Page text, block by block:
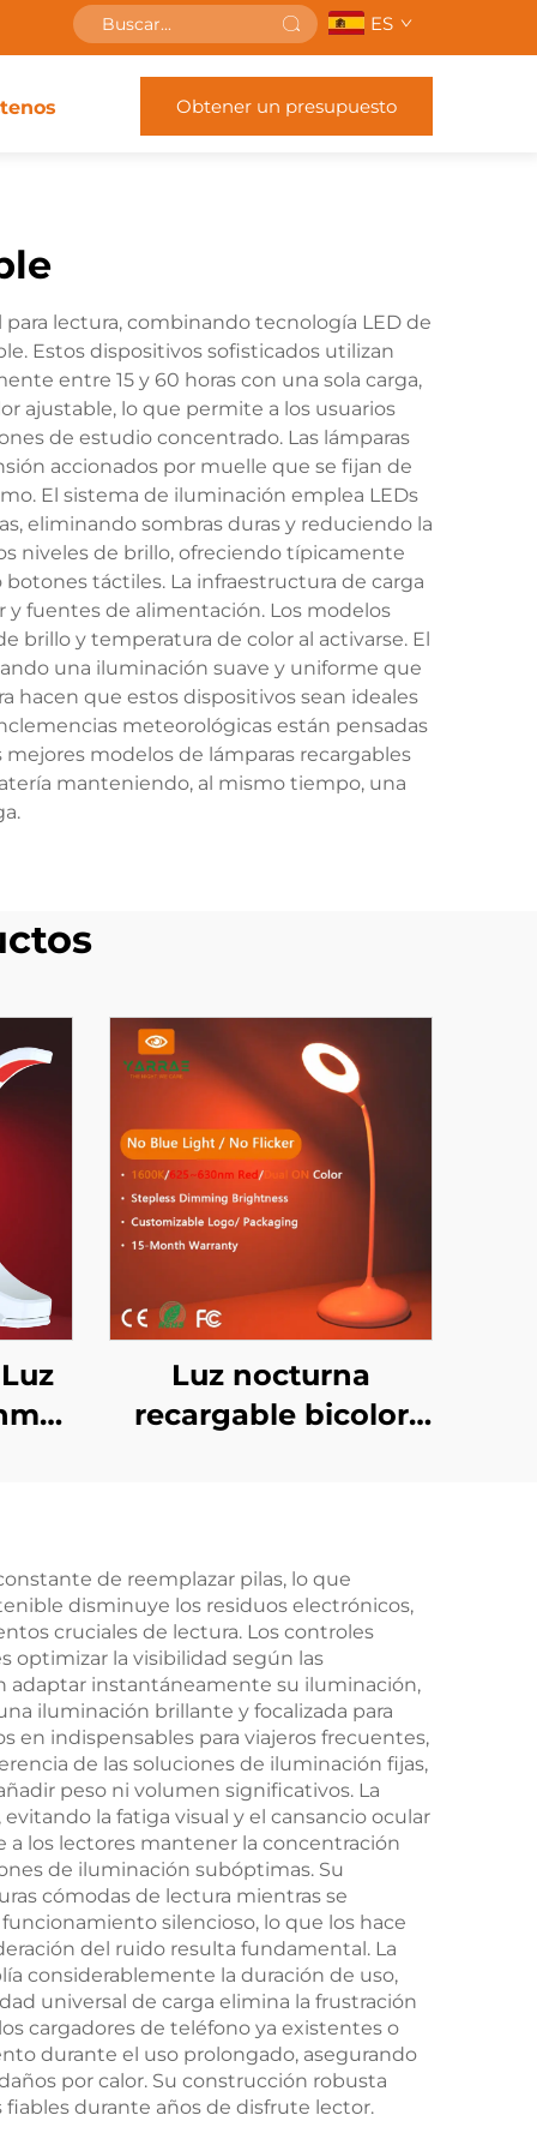
ES
Obtener un presupuesto
lectura, combinando tecnología LED de
Estos dispositivos sofisticados utilizan
entre 15 y 60 horas con una sola carga,
ajustable, lo que permite a los usuarios
de estudio concentrado. Las lámparas
accionados por muelle que se fijan de
El sistema de iluminación emplea LEDs
eliminando sombras duras y reduciendo la
niveles de brillo, ofreciendo típicamente
táctiles. La infraestructura de carga
y fuentes de alimentación. Los modelos
brillo y temperatura de color al activarse. El
una iluminación suave y uniforme que
hacen que estos dispositivos sean ideales
meteorológicas están pensadas
modelos de lámparas recargables
manteniendo, al mismo tiempo, una
de
Luz nocturna
recargable bicolor
intensidad continuo,
memoria y batería de
18 horas, tipo C
de reemplazar pilas, lo que
disminuye los residuos electrónicos,
cruciales de lectura. Los controles
optimizar la visibilidad según las
adaptar instantáneamente su iluminación,
iluminación brillante y focalizada para
en indispensables para viajeros frecuentes,
de las soluciones de iluminación fijas,
peso ni volumen significativos. La
la fatiga visual y el cansancio ocular
los lectores mantener la concentración
de iluminación subóptimas. Su
cómodas de lectura mientras se
silencioso, lo que los hace
del ruido resulta fundamental. La
considerablemente la duración de uso,
universal de carga elimina la frustración
cargadores de teléfono ya existentes o
durante el uso prolongado, asegurando
por calor. Su construcción robusta
durante años de disfrute lector.